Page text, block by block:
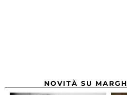
NOVITÀ SU